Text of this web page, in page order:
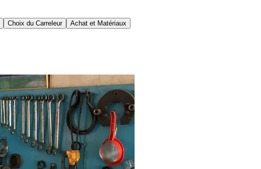
Choix du Carreleur Achat et Matériaux